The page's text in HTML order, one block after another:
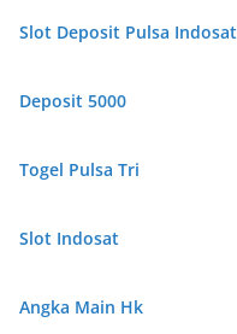
Slot Deposit Pulsa Indosat
Deposit 5000
Togel Pulsa Tri
Slot Indosat
Angka Main Hk